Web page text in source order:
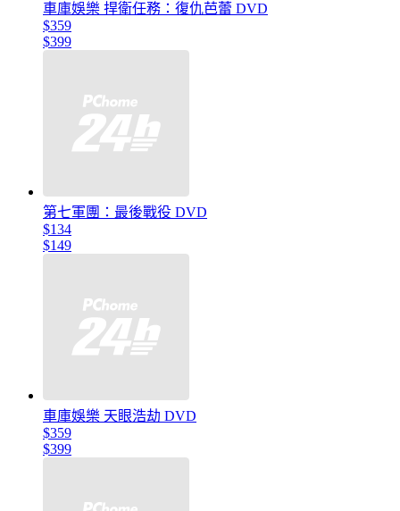
車庫娛樂 捍衛任務：復仇芭蕾 DVD
$359
$399
第七軍團：最後戰役 DVD
$134
$149
車庫娛樂 天眼浩劫 DVD
$359
$399